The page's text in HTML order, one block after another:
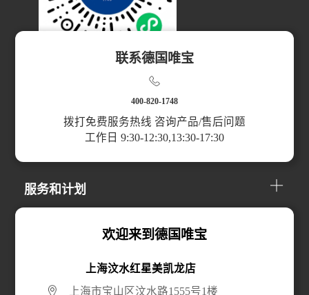
服务和计划
欢迎来到德国唯宝
上海汶水红星美凯龙店
上海市宝山区汶水路1555号1楼
联系德国唯宝
400-820-1748
拨打免费服务热线 咨询产品/售后问题
工作日 9:30-12:30,13:30-17:30